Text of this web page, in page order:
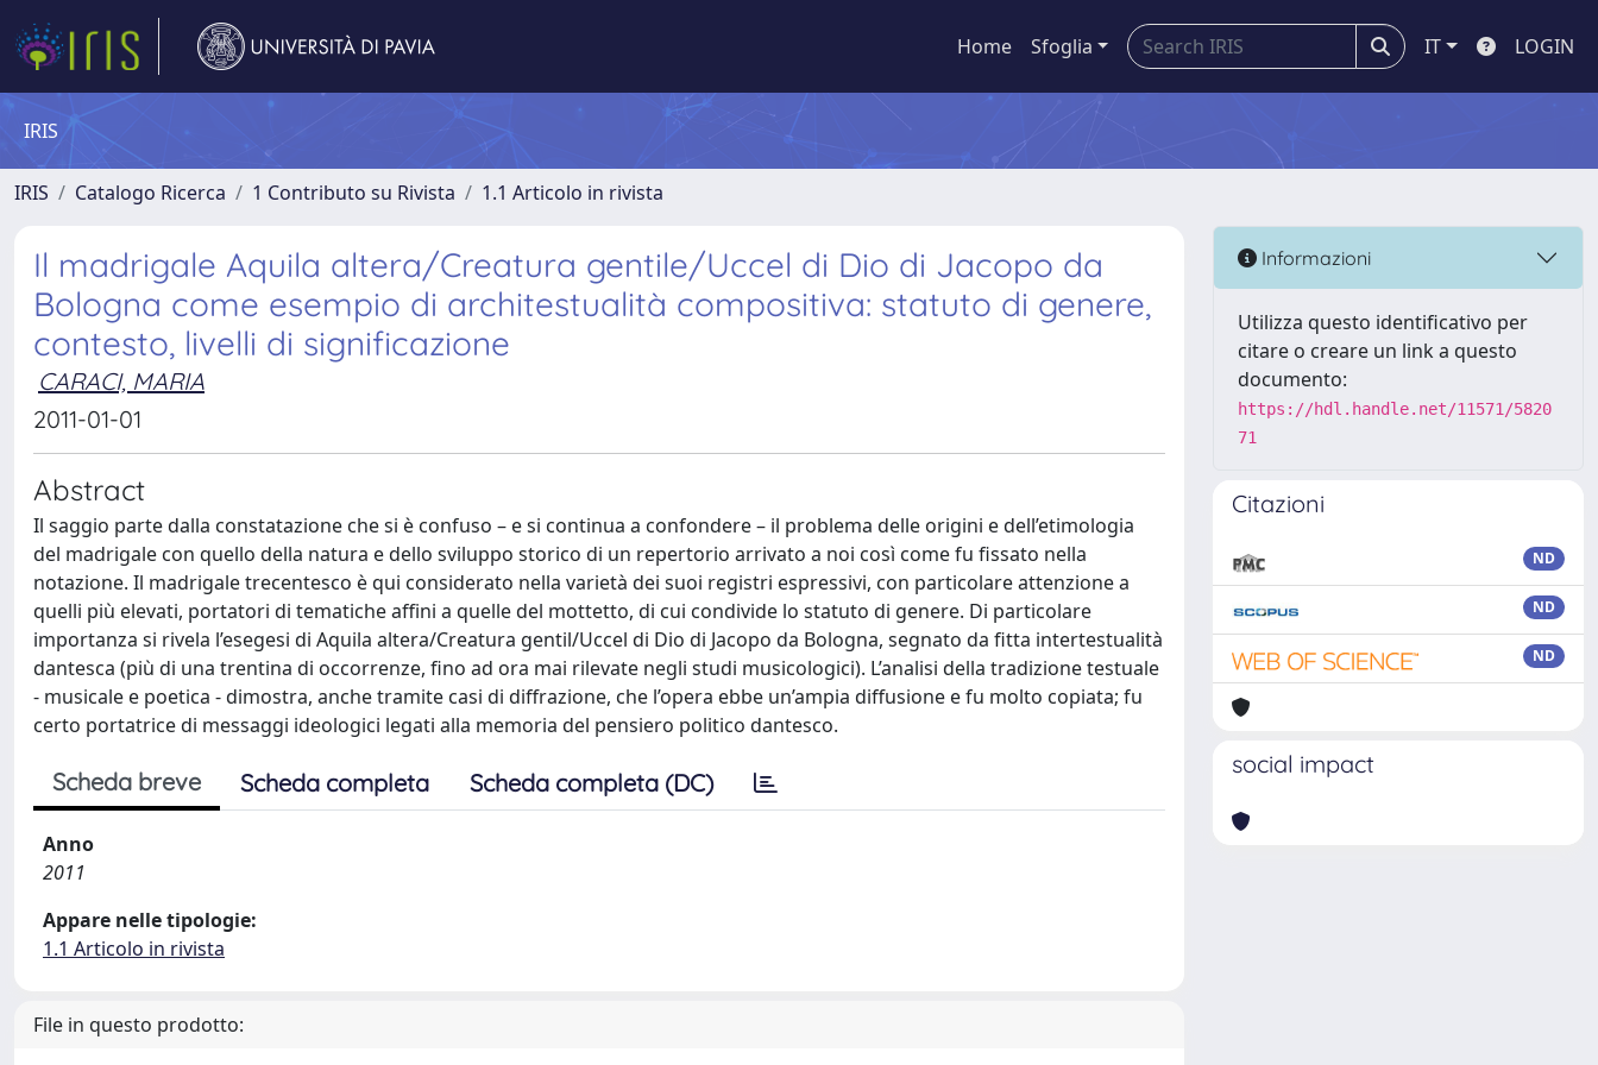
Home Sfoglia IT LOGIN
IRIS
IRIS Catalogo Ricerca 1 Contributo su Rivista 1.1 Articolo in rivista
Il madrigale Aquila altera/Creatura gentile/Uccel di Dio di Jacopo da
Bologna come esempio di architestualità compositiva: statuto di genere,
contesto, livelli di significazione
CARACI, MARIA
2011-01-01
Abstract
Il saggio parte dalla constatazione che si è confuso – e si continua a confondere – il problema delle origini e dell’etimologia
del madrigale con quello della natura e dello sviluppo storico di un repertorio arrivato a noi così come fu fissato nella
notazione. Il madrigale trecentesco è qui considerato nella varietà dei suoi registri espressivi, con particolare attenzione a
quelli più elevati, portatori di tematiche affini a quelle del mottetto, di cui condivide lo statuto di genere. Di particolare
importanza si rivela l’esegesi di Aquila altera/Creatura gentil/Uccel di Dio di Jacopo da Bologna, segnato da fitta intertestualità
dantesca (più di una trentina di occorrenze, fino ad ora mai rilevate negli studi musicologici). L’analisi della tradizione testuale
- musicale e poetica - dimostra, anche tramite casi di diffrazione, che l’opera ebbe un’ampia diffusione e fu molto copiata; fu
certo portatrice di messaggi ideologici legati alla memoria del pensiero politico dantesco.
Scheda breve Scheda completa Scheda completa (DC)
Anno
2011
Appare nelle tipologie:
1.1 Articolo in rivista
File in questo prodotto:
Informazioni
Utilizza questo identificativo per
citare o creare un link a questo
documento:
https://hdl.handle.net/11571/5820
71
Citazioni
ND
ND
ND
social impact